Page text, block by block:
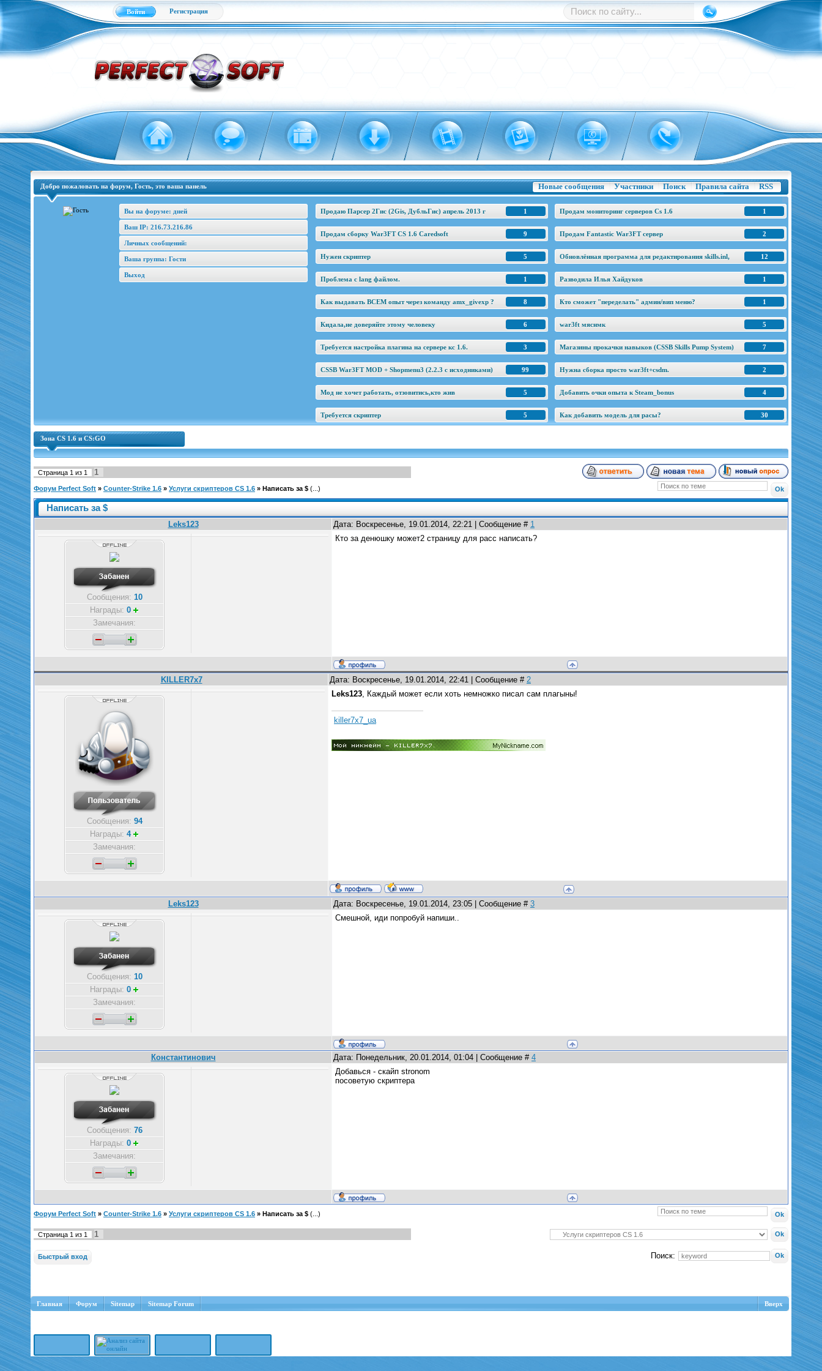
Войти Регистрация
Новые сообщения Участники Поиск Правила сайта RSS
Добро пожаловать на форум, Гость, это ваша панель
Вы на форуме: дней
Ваш IP: 216.73.216.86
Личных сообщений:
Ваша группа: Гости
Выход
1
Продаю Парсер 2Гис (2Gis, ДубльГис) апрель 2013 г 1
Продам мониторинг серверов Cs 1.6
9
Продам сборку War3FT CS 1.6 Caredsoft 2
Продам Fantastic War3FT сервер
5
Нужен скриптер 12
Обновлённая программа для редактирования skills.inl,
1
Проблема с lang файлом. 1
Разводила Илья Хайдуков
8
Как выдавать ВСЕМ опыт через команду amx_givexp ? 1
Кто сможет "переделать" админ/вип меню?
6
Кидала,не доверяйте этому человеку 5
war3ft мяснмк
3
Требуется настройка плагина на сервере кс 1.6. 7
Магазины прокачки навыков (CSSB Skills Pump System)
99
CSSB War3FT MOD + Shopmenu3 (2.2.3 c исходниками) 2
Нужна сборка просто war3ft+csdm.
5
Мод не хочет работать, отзовитись,кто жив 4
Добавить очки опыта к Steam_bonus
5
Требуется скриптер 30
Как добавить модель для расы?
Зона CS 1.6 и CS:GO
Страница 1 из 1 1
Форум Perfect Soft » Counter-Strike 1.6 » Услуги скриптеров CS 1.6 » Написать за $ (...)
Написать за $
Leks123 Дата: Воскресенье, 19.01.2014, 22:21 | Сообщение # 1
Сообщения: 10
Награды: 0
Замечания:
Кто за денюшку может2 страницу для расс написать?
KILLER7x7 Дата: Воскресенье, 19.01.2014, 22:41 | Сообщение # 2
Сообщения: 94
Награды: 4
Замечания:
Leks123, Каждый может если хоть немножко писал сам плагыны!
killer7x7_ua
Leks123 Дата: Воскресенье, 19.01.2014, 23:05 | Сообщение # 3
Сообщения: 10
Награды: 0
Замечания:
Смешной, иди попробуй напиши..
Константинович Дата: Понедельник, 20.01.2014, 01:04 | Сообщение # 4
Сообщения: 76
Награды: 0
Замечания:
Добавься - скайп stronom
посоветую скриптера
Форум Perfect Soft » Counter-Strike 1.6 » Услуги скриптеров CS 1.6 » Написать за $ (...)
Страница 1 из 1 1
Поиск:
Главная Форум Sitemap Sitemap Forum Вверх